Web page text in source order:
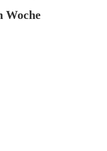
Woche